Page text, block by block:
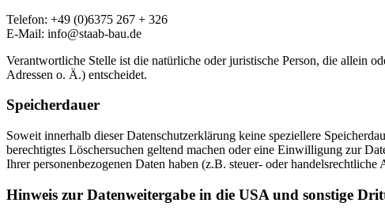
Telefon: +49 (0)6375 267 + 326
E-Mail: info@staab-bau.de
Verantwortliche Stelle ist die natürliche oder juristische Person, die allein
Adressen o. Ä.) entscheidet.
Speicherdauer
Soweit innerhalb dieser Datenschutzerklärung keine speziellere
berechtigtes Löschersuchen geltend machen oder eine Einwilligung zur
Ihrer personenbezogenen Daten haben (z.B. steuer- oder
Hinweis zur Datenweitergabe in die USA und sonstige